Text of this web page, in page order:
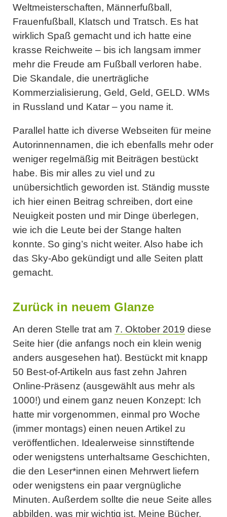
Weltmeisterschaften, Männerfußball,
Frauenfußball, Klatsch und Tratsch. Es hat
wirklich Spaß gemacht und ich hatte eine
krasse Reichweite – bis ich langsam immer
mehr die Freude am Fußball verloren habe.
Die Skandale, die unerträgliche
Kommerzialisierung, Geld, Geld, GELD. WMs
in Russland und Katar – you name it.
Parallel hatte ich diverse Webseiten für meine
Autorinnennamen, die ich ebenfalls mehr oder
weniger regelmäßig mit Beiträgen bestückt
habe. Bis mir alles zu viel und zu
unübersichtlich geworden ist. Ständig musste
ich hier einen Beitrag schreiben, dort eine
Neuigkeit posten und mir Dinge überlegen,
wie ich die Leute bei der Stange halten
konnte. So ging’s nicht weiter. Also habe ich
das Sky-Abo gekündigt und alle Seiten platt
gemacht.
Zurück in neuem Glanze
An deren Stelle trat am 7. Oktober 2019 diese
Seite hier (die anfangs noch ein klein wenig
anders ausgesehen hat). Bestückt mit knapp
50 Best-of-Artikeln aus fast zehn Jahren
Online-Präsenz (ausgewählt aus mehr als
1000!) und einem ganz neuen Konzept: Ich
hatte mir vorgenommen, einmal pro Woche
(immer montags) einen neuen Artikel zu
veröffentlichen. Idealerweise sinnstiftende
oder wenigstens unterhaltsame Geschichten,
die den Leser*innen einen Mehrwert liefern
oder wenigstens ein paar vergnügliche
Minuten. Außerdem sollte die neue Seite alles
abbilden, was mir wichtig ist. Meine Bücher,